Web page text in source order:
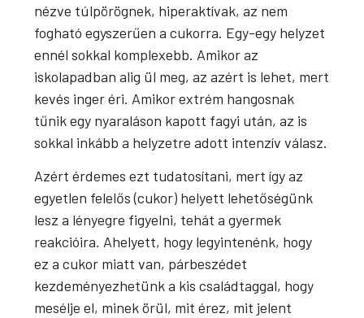
nézve túlpörögnek, hiperaktívak, az nem
fogható egyszerűen a cukorra. Egy-egy helyzet
ennél sokkal komplexebb. Amikor az
iskolapadban alig ül meg, az azért is lehet, mert
kevés inger éri. Amikor extrém hangosnak
tűnik egy nyaraláson kapott fagyi után, az is
sokkal inkább a helyzetre adott intenzív válasz.
Azért érdemes ezt tudatosítani, mert így az
egyetlen felelős (cukor) helyett lehetőségünk
lesz a lényegre figyelni, tehát a gyermek
reakcióira. Ahelyett, hogy legyintenénk, hogy
ez a cukor miatt van, párbeszédet
kezdeményezhetünk a kis családtaggal, hogy
mesélje el, minek örül, mit érez, mit jelent